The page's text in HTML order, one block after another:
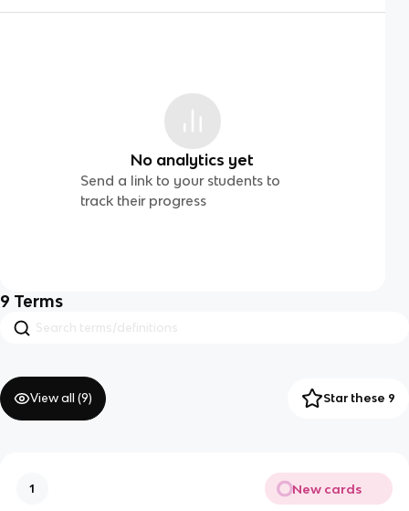
No analytics yet
Send a link to your students to
track their progress
9 Terms
View all (9) Star these 9
1 New cards